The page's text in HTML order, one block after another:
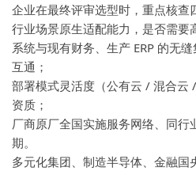
企业在最终评审选型时，重点核查
行业场景原生适配能力，是否需要
系统与现有财务、生产 ERP 的无
互通；
部署模式灵活度（公有云 / 混合云
资质；
厂商原厂全国实施服务网络、同行
期。
多元化集团、制造半导体、金融国